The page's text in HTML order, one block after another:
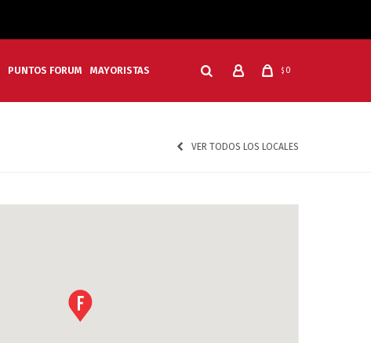
PUNTOS FORUM MAYORISTAS $ 0
VER TODOS LOS LOCALES